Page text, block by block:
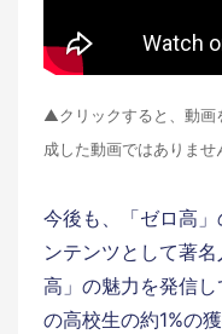
▲クリックすると、動画
成した動画ではありませ
今後も、「ゼロ高
ンテンツとして著
高」の魅力を発信
の高校生の約1%の